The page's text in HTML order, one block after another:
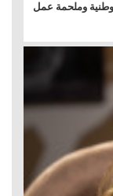
وملحمة عمل